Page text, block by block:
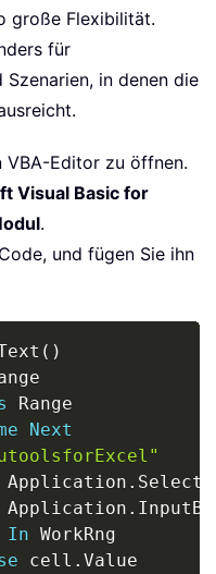
große Flexibilität.
für
in denen die
VBA-Editor zu öffnen.
Visual Basic for
.
und fügen Sie ihn
( )
Range
Next
Application .
Application .
In WorkRng
cell . Value